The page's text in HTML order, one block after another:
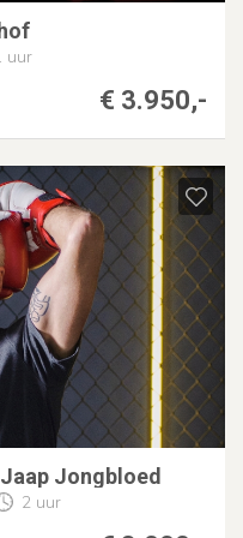
uur
€ 3.950,-
Jongbloed
2 uur